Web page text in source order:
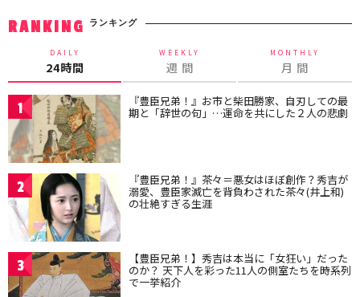
RANKING ランキング
DAILY
24時間
WEEKLY
週 間
MONTHLY
月 間
1 『豊臣兄弟！』お市と柴田勝家、自刃しての最
期と「辞世の句」…運命を共にした２人の悲劇
2 『豊臣兄弟！』茶々＝悪女はほぼ創作？秀吉が
溺愛、豊臣家滅亡を背負わされた茶々(井上和)
の壮絶すぎる生涯
3 【豊臣兄弟！】秀吉は本当に「女狂い」だった
のか？ 天下人を彩った11人の側室たちを時系列
で一挙紹介